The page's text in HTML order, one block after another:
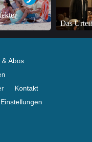
Das Urteil
& Abos
Kontakt